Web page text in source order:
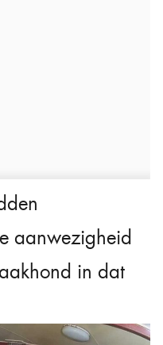
aanwezigheid
in dat